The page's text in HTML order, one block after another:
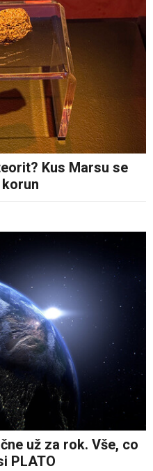
Kus Marsu se
už za rok. Vše, co
PLATO